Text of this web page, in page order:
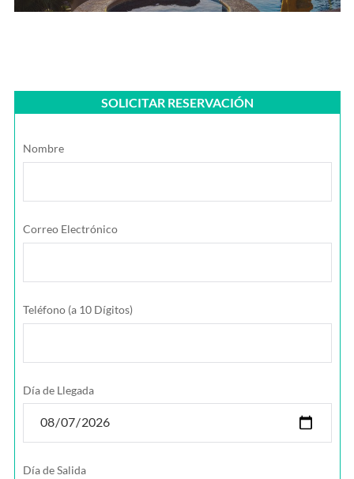
SOLICITAR RESERVACIÓN
Nombre
Correo Electrónico
Teléfono (a 10 Dígitos)
Día de Llegada
Día de Salida